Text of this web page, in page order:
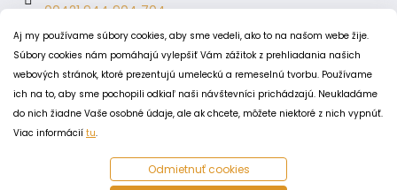
Aj my používame súbory cookies, aby sme vedeli, ako to na našom webe žije.
Súbory cookies nám pomáhajú vylepšiť Vám zážitok z prehliadania našich
webových stránok, ktoré prezentujú umeleckú a remeselnú tvorbu. Používame
ich na to, aby sme pochopili odkiaľ naši návštevníci prichádzajú. Neukladáme
do nich žiadne Vaše osobné údaje, ale ak chcete, môžete niektoré z nich vypnúť.
Viac informácií tu.
Odmietnuť cookies
00421 944 904 704
hupaci.oslik
dagmar.juricova
PODMIENKY
Obchodné podmienky
Odstúpenie od zmluvy
Zásady spracovania a ochrany osobných údajov